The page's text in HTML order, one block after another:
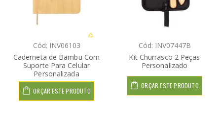
Cód: INV06103
Caderneta de Bambu Com
Suporte Para Celular
Personalizada
ORÇAR ESTE PRODUTO
Cód: INV07447B
Kit Churrasco 2 Peças
Personalizado
ORÇAR ESTE PRODUTO